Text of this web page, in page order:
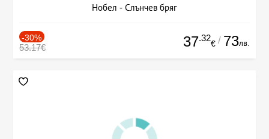
Нобел - Слънчев бряг
-30%
53.17€ 37.32
€ / 73лв.